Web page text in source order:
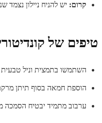
קרום: יש להניח ניילון נצמד
טיפים של
השתמשו בתמצית וניל טבעית
הוספת חמאה בסוף תיתן
ערבוב מתמיד יבטיח הסמכה